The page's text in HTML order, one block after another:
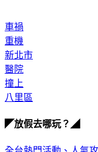
車禍
重機
新北市
醫院
撞上
八里區
◤放假去哪玩？◢